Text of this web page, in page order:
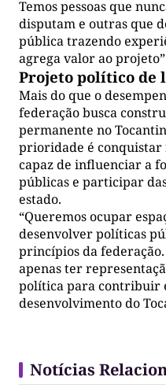
Temos pessoas que
disputam e outras que
pública trazendo
agrega valor ao
Projeto político de
Mais do que o
federação busca
permanente no
prioridade é
capaz de influenciar a
públicas e participar
estado.
“Queremos ocupar
desenvolver políticas
princípios da
apenas ter
política para contribuir
desenvolvimento do
Notícias